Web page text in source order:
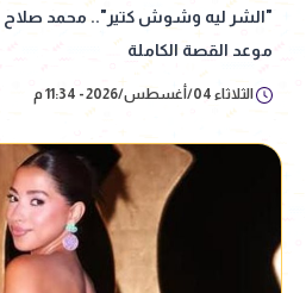
"الشر ليه وشوش كتير".. محمد
موعد القصة الكاملة
الثلاثاء 04/أغسطس/2026 - 11:34 م